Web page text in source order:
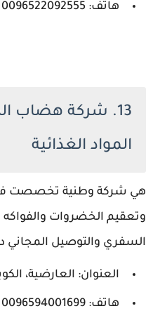
هاتف: 0096522092555
13. شركة هضاب
المواد الغذائية
هي شركة وطنية تخصصت
وتعقيم الخضروات
السفري والتوصيل المجاني
العنوان: العارضية،
هاتف: 0096594001699